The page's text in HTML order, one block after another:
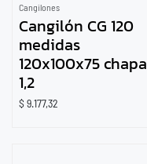
Cangilones
Cangilón CG 120
medidas
120x100x75 chapa
1,2
$9.177,32